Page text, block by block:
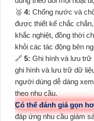
️🥈 4: Chống nước và
được thiết kế chắc
khắc nghiệt, đồng thời
khỏi các tác động bên
🔗 5: Ghi hình và lưu trữ
ghi hình và lưu trữ dữ
người dùng dễ dàng
theo nhu cầu.
Có thể đánh giá gọn
đáp ứng nhu cầu giám